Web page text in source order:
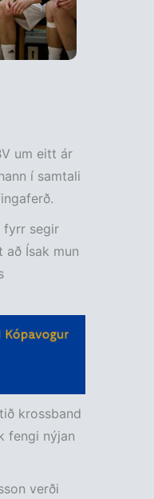
um eitt ár
í samtali
fyrr segir
að Ísak mun
krossband
fengi nýjan
verði